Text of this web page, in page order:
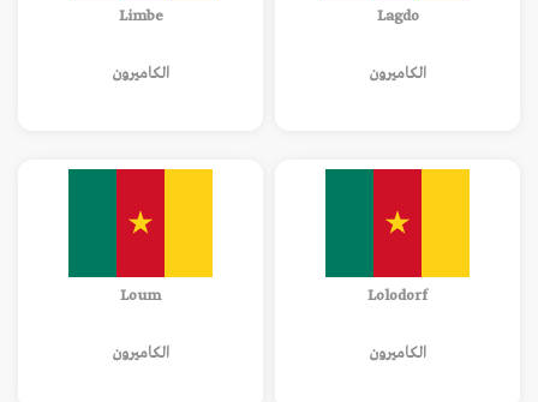
Lagdo
الكاميرون
Limbe
الكاميرون
Lolodorf
الكاميرون
Loum
الكاميرون